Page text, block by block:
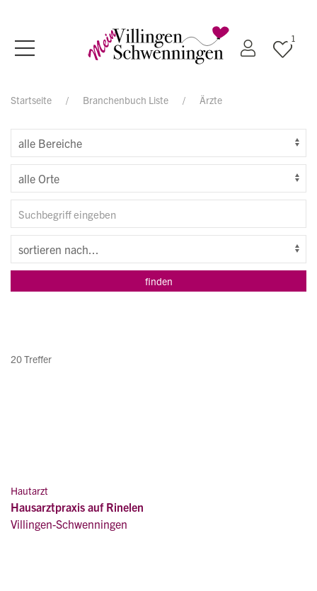
1
Startseite Branchenbuch Liste Ärzte
20 Treffer
Hautarzt
Hausarztpraxis auf Rinelen
Villingen-Schwenningen